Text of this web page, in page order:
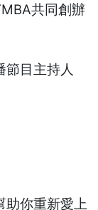
共同創辦
目主持人
助你重新愛上